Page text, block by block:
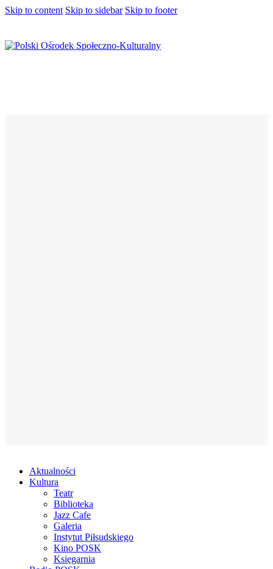
Skip to content Skip to sidebar Skip to footer
Aktualności
Kultura
Teatr
Biblioteka
Jazz Cafe
Galeria
Instytut Piłsudskiego
Kino POSK
Księgarnia